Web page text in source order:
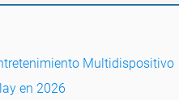
Multidispositivo
en 2026